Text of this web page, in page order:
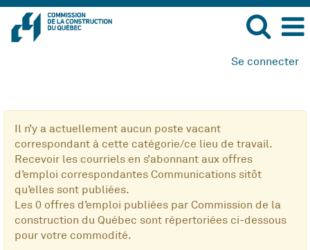
Se connecter
Il n’y a actuellement aucun poste vacant
correspondant à cette catégorie/ce lieu de travail.
Recevoir les courriels en s’abonnant aux offres
d’emploi correspondantes Communications sitôt
qu’elles sont publiées.
Les 0 offres d’emploi publiées par Commission de la
construction du Québec sont répertoriées ci-dessous
pour votre commodité.